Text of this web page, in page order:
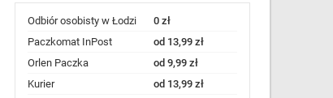
Odbiór osobisty w Łodzi
0 zł
Paczkomat InPost
od 13,99 zł
Orlen Paczka
od 9,99 zł
Kurier
od 13,99 zł